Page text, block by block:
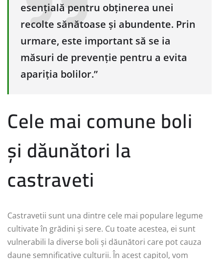
esențială pentru obținerea unei
recolte sănătoase și abundente. Prin
urmare, este important să se ia
măsuri de prevenție pentru a evita
apariția bolilor.”
Cele mai comune boli
și dăunători la
castraveti
Castravetii sunt una dintre cele mai populare legume
cultivate în grădini și sere. Cu toate acestea, ei sunt
vulnerabili la diverse boli și dăunători care pot cauza
daune semnificative culturii. În acest capitol, vom